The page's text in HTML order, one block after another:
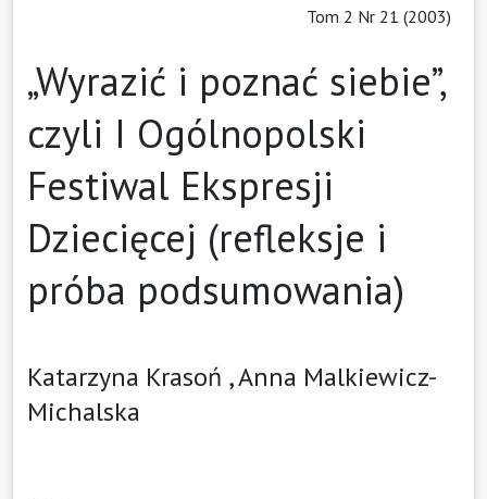
Tom 2 Nr 21 (2003)
„Wyrazić i poznać siebie”,
czyli I Ogólnopolski
Festiwal Ekspresji
Dziecięcej (refleksje i
próba podsumowania)
Katarzyna Krasoń ,Anna Malkiewicz-
Michalska